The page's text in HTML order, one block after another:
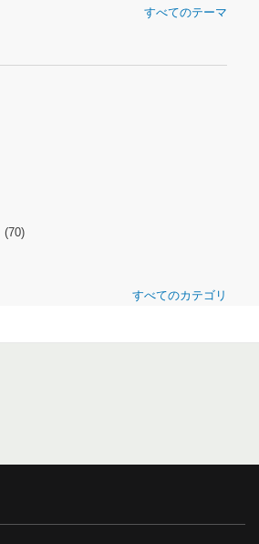
すべてのテーマ
(70)
すべてのカテゴリ